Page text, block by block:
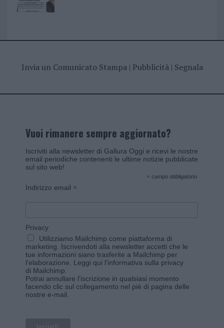
Invia un Comunicato Stampa| Pubblicità| Segnala
Vuoi rimanere sempre aggiornato?
Iscriviti alla newsletter di Gallura Oggi e ricevi le nostre
email periodiche contenenti le ultime notizie pubblicate
sul sito web!
* campo obbligatorio
Indirizzo email *
Privacy
Utilizziamo Mailchimp come piattaforma di
marketing. Iscrivendoti alla newsletter accetti che le
tue informazioni siano trasferite a Mailchimp per
l'elaborazione. Leggi qui l'informativa sulla privacy
di Mailchimp
Potrai annullare l'iscrizione in qualsiasi momento
facendo clic sul collegamento nel piè di pagina delle
nostre e-mail.